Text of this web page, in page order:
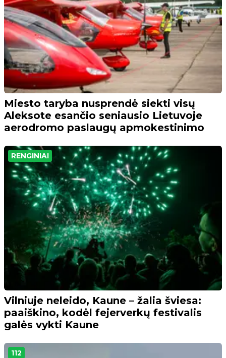
Miesto taryba nusprendė siekti visų
Aleksote esančio seniausio Lietuvoje
aerodromo paslaugų apmokestinimo
RENGINIAI
Vilniuje neleido, Kaune – žalia šviesa:
paaiškino, kodėl fejerverkų festivalis
galės vykti Kaune
112